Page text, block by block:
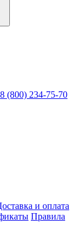
8 (800) 234-75-70
и оплата
Правила